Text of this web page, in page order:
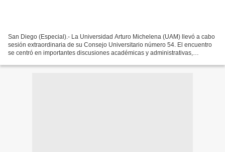
San Diego (Especial).- La Universidad Arturo Michelena (UAM) llevó a cabo
sesión extraordinaria de su Consejo Universitario número 54. El encuentro
se centró en importantes discusiones académicas y administrativas,